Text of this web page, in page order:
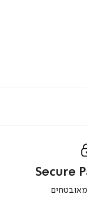
secure
Secure